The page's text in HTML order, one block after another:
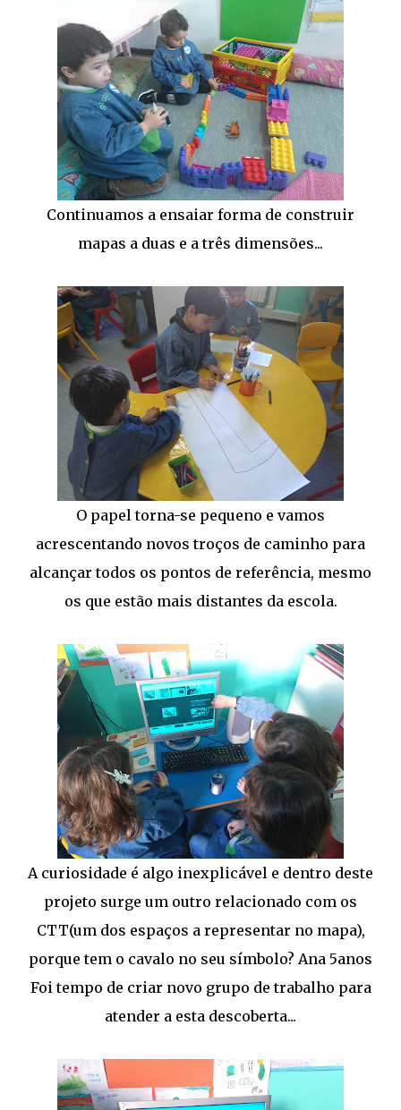
Continuamos a ensaiar forma de construir
mapas a duas e a três dimensões...
O papel torna-se pequeno e vamos
acrescentando novos troços de caminho para
alcançar todos os pontos de referência, mesmo
os que estão mais distantes da escola.
A curiosidade é algo inexplicável e dentro deste
projeto surge um outro relacionado com os
CTT(um dos espaços a representar no mapa),
porque tem o cavalo no seu símbolo? Ana 5anos
Foi tempo de criar novo grupo de trabalho para
atender a esta descoberta...